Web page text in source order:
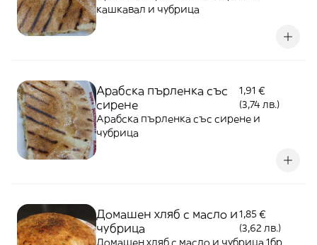
кашкавал и чубрица
Арабска пърленка със
сирене
1,91 €
(3,74 лв.)
Арабска пърленка със сирене и
чубрица
Домашен хляб с масло и
чубрица
1,85 €
(3,62 лв.)
Домашен хляб с масло и чубрица 1бр